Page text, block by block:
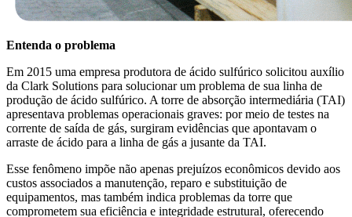
Entenda o problema
Em 2015 uma empresa produtora de ácido sulfúrico solicitou auxílio
da Clark Solutions para solucionar um problema de sua linha de
produção de ácido sulfúrico. A torre de absorção intermediária (TAI)
apresentava problemas operacionais graves: por meio de testes na
corrente de saída de gás, surgiram evidências que apontavam o
arraste de ácido para a linha de gás a jusante da TAI.
Esse fenômeno impõe não apenas prejuízos econômicos devido aos
custos associados a manutenção, reparo e substituição de
equipamentos, mas também indica problemas da torre que
comprometem sua eficiência e integridade estrutural, oferecendo